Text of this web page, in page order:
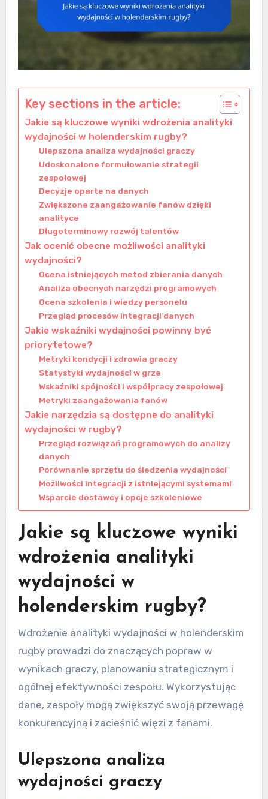
Key sections in the article:
Jakie są kluczowe wyniki wdrożenia analityki
wydajności w holenderskim rugby?
Ulepszona analiza wydajności graczy
Udoskonalone formułowanie strategii
zespołowej
Decyzje oparte na danych
Zwiększone zaangażowanie fanów dzięki
analityce
Długoterminowy rozwój talentów
Jak ocenić obecne możliwości analityki
wydajności?
Ocena istniejących metod zbierania danych
Analiza obecnych narzędzi programowych
Ocena szkolenia i wiedzy personelu
Przegląd procesów integracji danych
Jakie wskaźniki wydajności powinny być
priorytetowe?
Metryki kondycji i zdrowia graczy
Statystyki wydajności w grze
Wskaźniki spójności i współpracy zespołowej
Metryki zaangażowania fanów
Jakie narzędzia są dostępne do analityki
wydajności w rugby?
Przegląd rozwiązań programowych do analizy
danych
Porównanie sprzętu do śledzenia wydajności
Możliwości integracji z istniejącymi systemami
Wsparcie dostawcy i opcje szkoleniowe
Jakie są kluczowe wyniki
wdrożenia analityki
wydajności w
holenderskim rugby?
Wdrożenie analityki wydajności w holenderskim
rugby prowadzi do znaczących popraw w
wynikach graczy, planowaniu strategicznym i
ogólnej efektywności zespołu. Wykorzystując
dane, zespoły mogą zwiększyć swoją przewagę
konkurencyjną i zacieśnić więzi z fanami.
Ulepszona analiza
wydajności graczy